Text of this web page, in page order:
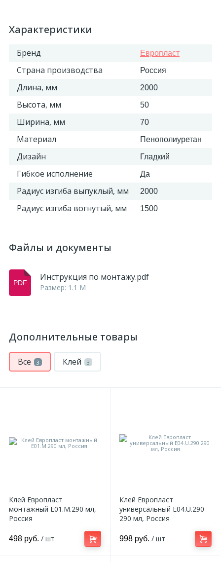
Характеристики
Бренд Европласт
Страна производства Россия
Длина, мм 2000
Высота, мм 50
Ширина, мм 70
Материал Пенополиуретан
Дизайн Гладкий
Гибкое исполнение Да
Радиус изгиба выпуклый, мм 2000
Радиус изгиба вогнутый, мм 1500
Файлы и документы
Инструкция по монтажу.pdf
Размер: 1.1 M
Дополнительные товары
Все 3 Клей 3
Клей Европласт
монтажный E01.M.290 мл,
Россия
498 руб. / шт
Клей Европласт
универсальный E04.U.290
290 мл, Россия
998 руб. / шт